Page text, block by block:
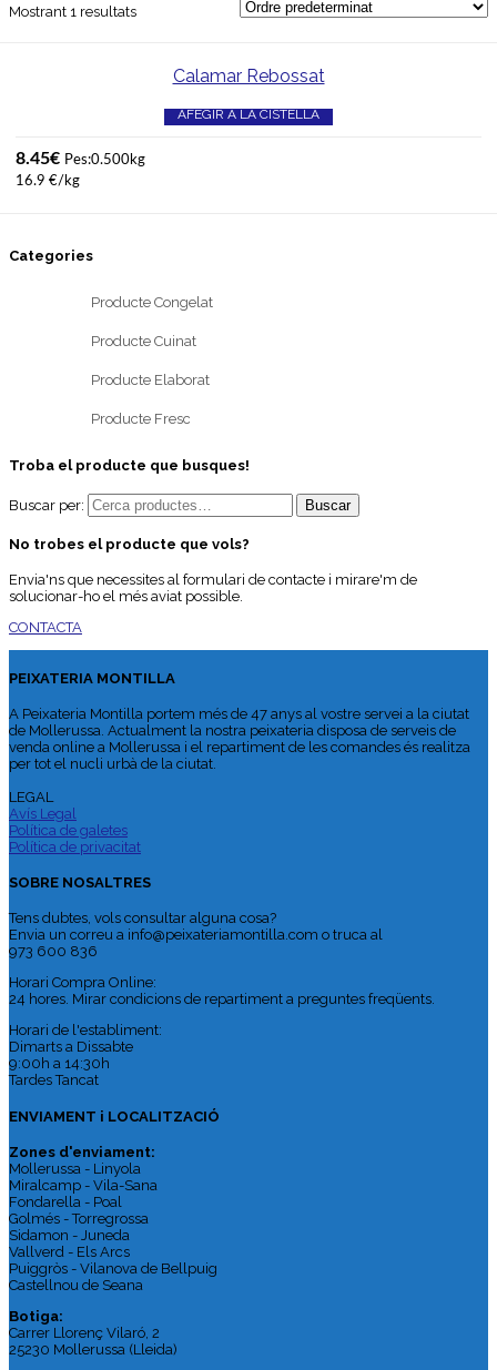
Mostrant 1 resultats
Calamar Rebossat
AFEGIR A LA CISTELLA
8.45€ Pes:0.500kg
16.9 €/kg
Categories
Producte Congelat
Producte Cuinat
Producte Elaborat
Producte Fresc
Troba el producte que busques!
Buscar per:
No trobes el producte que vols?
Envia'ns que necessites al formulari de contacte i mirare'm de
solucionar-ho el més aviat possible.
CONTACTA
PEIXATERIA MONTILLA
A Peixateria Montilla portem més de 47 anys al vostre servei a la ciutat
de Mollerussa. Actualment la nostra peixateria disposa de serveis de
venda online a Mollerussa i el repartiment de les comandes és realitza
per tot el nucli urbà de la ciutat.
LEGAL
Avís Legal
Política de galetes
Política de privacitat
SOBRE NOSALTRES
Tens dubtes, vols consultar alguna cosa?
Envia un correu a info@peixateriamontilla.com o truca al
973 600 836
Horari Compra Online:
24 hores. Mirar condicions de repartiment a preguntes freqüents.
Horari de l'establiment:
Dimarts a Dissabte
9:00h a 14:30h
Tardes Tancat
ENVIAMENT i LOCALITZACIÓ
Zones d'enviament:
Mollerussa - Linyola
Miralcamp - Vila-Sana
Fondarella - Poal
Golmés - Torregrossa
Sidamon - Juneda
Vallverd - Els Arcs
Puiggròs - Vilanova de Bellpuig
Castellnou de Seana
Botiga:
Carrer Llorenç Vilaró, 2
25230 Mollerussa (Lleida)